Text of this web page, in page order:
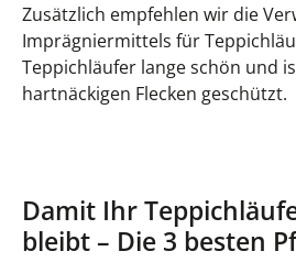
Zusätzlich empfehlen wir die
Imprägniermittels für
Teppichläufer lange schön und
hartnäckigen Flecken geschützt.
Damit Ihr
bleibt – Die 3 besten